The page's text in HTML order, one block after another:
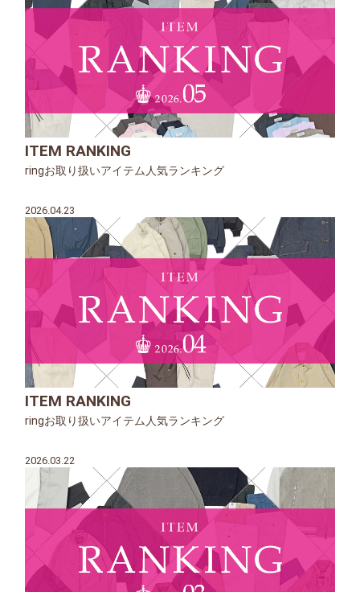
ITEM RANKING
ringお取り扱いアイテム人気ランキング
2026.04.23
ITEM RANKING
ringお取り扱いアイテム人気ランキング
2026.03.22